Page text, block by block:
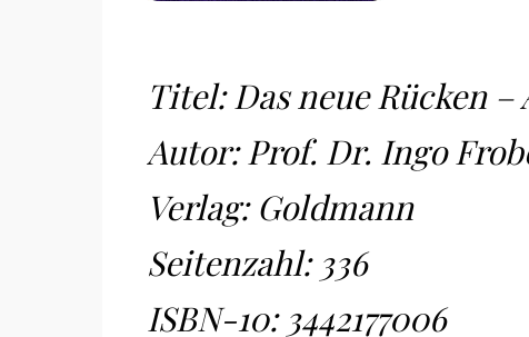
Titel: Das neue Rücken
Autor: Prof. Dr. Ingo
Verlag: Goldmann
Seitenzahl: 336
ISBN-10: 3442177006